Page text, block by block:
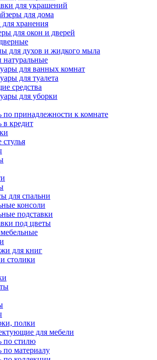
для украшений
для дома
хранения
для окон и дверей
для духов и жидкого мыла
для ванных комнат
для туалета
средства
для уборки
по принадлежности к комнате
в кредит
для спальни
консоли
подставки
под цветы
для книг
столики
полки
для мебели
по стилю
по материалу